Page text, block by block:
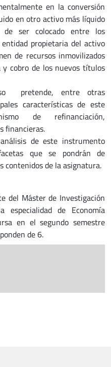
en la conversión
en otro activo más líquido
de ser colocado entre los
propietaria del activo
de recursos inmovilizados
y cobro de los nuevos títulos
pretende, entre otras
características de este
de refinanciación,
financieras.
de este instrumento
que se pondrán de
contenidos de la asignatura.
del Máster de Investigación
de Economía
en el segundo semestre
de 6.